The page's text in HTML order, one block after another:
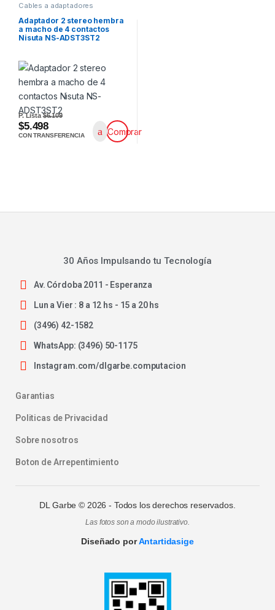
Cables a adaptadores
Adaptador 2 stereo hembra
a macho de 4 contactos
Nisuta NS-ADST3ST2
P. Lista$6.109
$5.498
CON TRANSFERENCIA Comprar
30 Años Impulsando tu Tecnología
Av. Córdoba 2011 - Esperanza
Lun a Vier : 8 a 12 hs - 15 a 20 hs
(3496) 42-1582
WhatsApp: (3496) 50-1175
Instagram.com/dlgarbe.computacion
Garantias
Politicas de Privacidad
Sobre nosotros
Boton de Arrepentimiento
DL Garbe © 2026 - Todos los derechos reservados.
Las fotos son a modo ilustrativo.
Diseñado porAntartidasige